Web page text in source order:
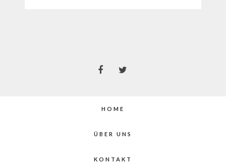
HOME
ÜBER UNS
KONTAKT